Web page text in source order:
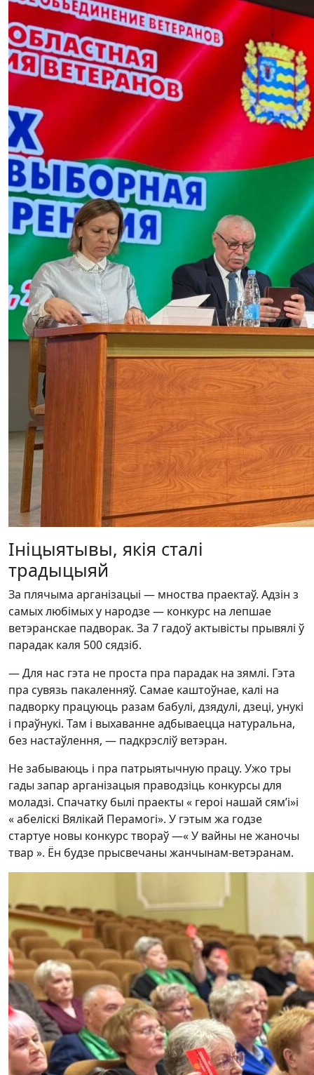
Ініцыятывы, якія сталі
традыцыяй
За плячыма арганізацыі — мноства праектаў. Адзін з
самых любімых у народзе — конкурс на лепшае
ветэранскае падворак. За 7 гадоў актывісты прывялі ў
парадак каля 500 сядзіб.
— Для нас гэта не проста пра парадак на зямлі. Гэта
пра сувязь пакаленняў. Самае каштоўнае, калі на
падворку працуюць разам бабулі, дзядулі, дзеці, унукі
і праўнукі. Там і выхаванне адбываецца натуральна,
без настаўлення, — падкрэсліў ветэран.
Не забываюць і пра патрыятычную працу. Ужо тры
гады запар арганізацыя праводзіць конкурсы для
моладзі. Спачатку былі праекты « героі нашай сям’і»і
« абеліскі Вялікай Перамогі». У гэтым жа годзе
стартуе новы конкурс твораў —« У вайны не жаночы
твар ». Ён будзе прысвечаны жанчынам-ветэранам.